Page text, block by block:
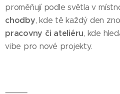
proměňují podle světla v
chodby, kde tě každý den
pracovny či ateliéru, kde
vibe pro nové projekty.